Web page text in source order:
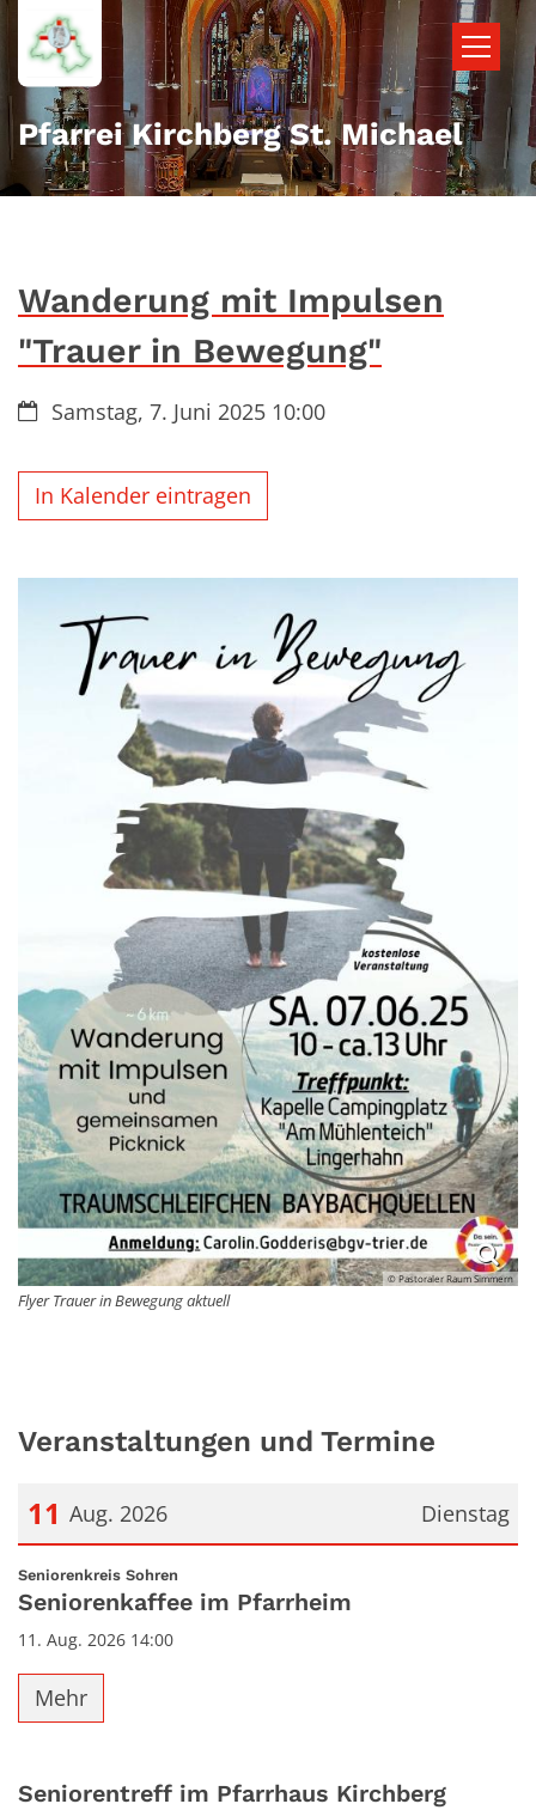
Zum Inhalt springen
Pfarrei Kirchberg St. Michael
Wanderung mit Impulsen
"Trauer in Bewegung"
Datum:Samstag, 7. Juni 2025 10:00
In Kalender eintragen
© Pastoraler Raum Simmern
Flyer Trauer in Bewegung aktuell
Veranstaltungen und Termine
Dienstag
11 Aug. 2026
Datum: 11. August 2026
Seniorenkreis Sohren
Seniorenkaffee im Pfarrheim
11. Aug. 2026 14:00
Mehr
Seniorentreff im Pfarrhaus Kirchberg